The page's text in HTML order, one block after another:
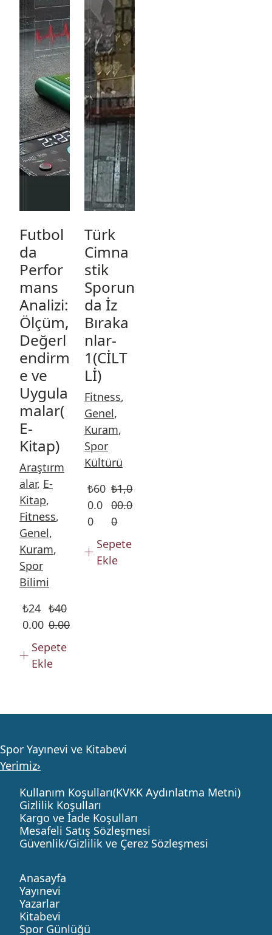
Futbol
da
Perfor
mans
Analizi:
Ölçüm,
Değerl
endirm
e ve
Uygula
malar(
E-
Kitap)
Araştırm
alar, E-
Kitap,
Fitness,
Genel,
Kuram,
Spor
Bilimi
₺40
0.00
₺24
0.00
Sepete
Ekle
Türk
Cimna
stik
Sporun
da İz
Bıraka
nlar-
1(CİLT
Lİ)
Fitness,
Genel,
Kuram,
Spor
Kültürü
₺1,0
00.0
0
₺60
0.0
0
Sepete
Ekle
Spor Yayınevi ve Kitabevi
Yerimiz›
Kullanım Koşulları(KVKK Aydınlatma Metni)
Gizlilik Koşulları
Kargo ve İade Koşulları
Mesafeli Satış Sözleşmesi
Güvenlik/Gizlilik ve Çerez Sözleşmesi
Anasayfa
Yayınevi
Yazarlar
Kitabevi
Spor Günlüğü